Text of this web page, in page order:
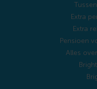
Extra
Extra
Pensioen
Alles